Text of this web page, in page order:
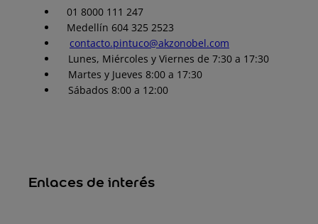
01 8000 111 247
Medellín 604 325 2523
contacto.pintuco@akzonobel.com
Lunes, Miércoles y Viernes de 7:30 a 17:30
Martes y Jueves 8:00 a 17:30
Sábados 8:00 a 12:00
Enlaces de interés